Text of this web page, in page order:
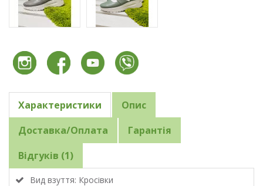
Характеристики
Опис
Доставка/Оплата
Гарантія
Відгуків (1)
Вид взуття: Кросівки